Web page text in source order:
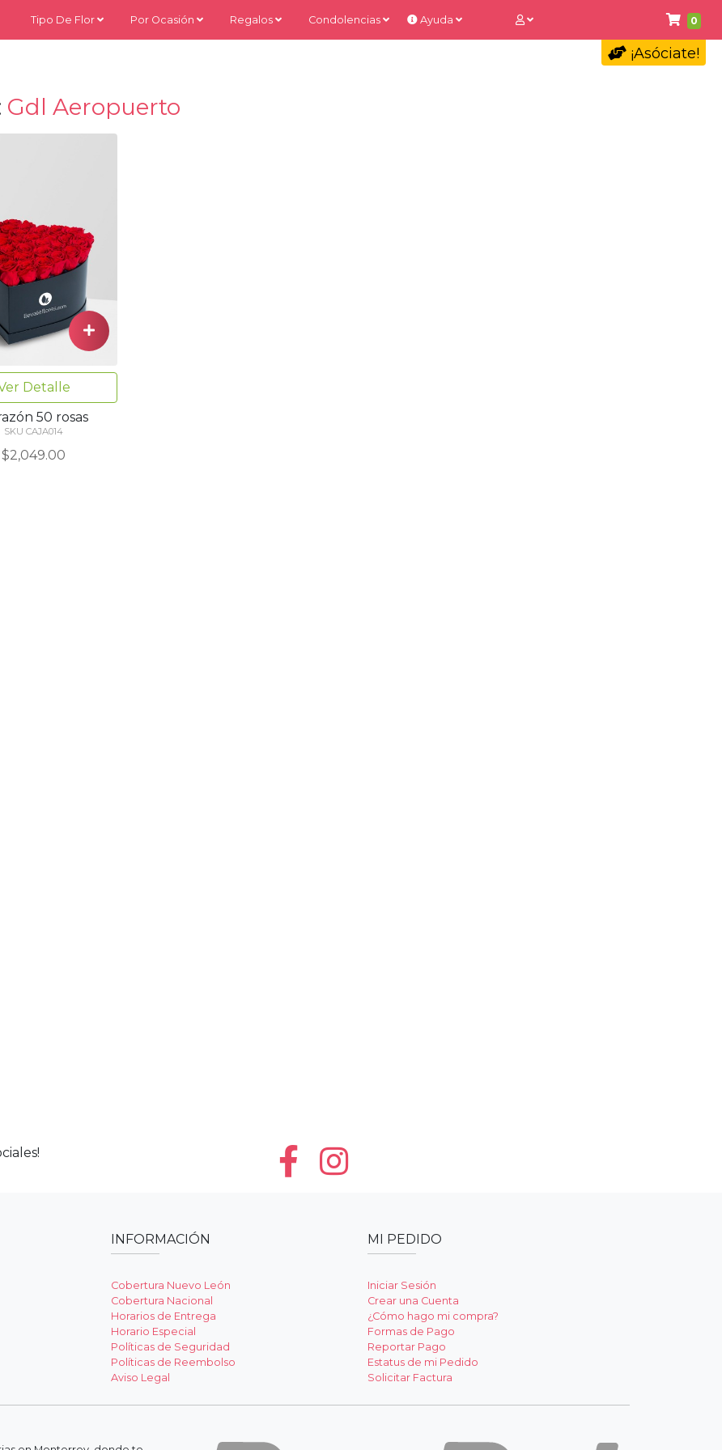
0
Tipo De Flor Por Ocasión Regalos Condolencias Ayuda
¡Asóciate!
Gdl Aeropuerto
Detalle
50 rosas
SKU CAJA014
$2,049.00
INFORMACIÓN
Cobertura Nuevo León
Cobertura Nacional
Horarios de Entrega
Horario Especial
Políticas de Seguridad
Políticas de Reembolso
Aviso Legal
MI PEDIDO
Iniciar Sesión
Crear una Cuenta
¿Cómo hago mi compra?
Formas de Pago
Reportar Pago
Estatus de mi Pedido
Solicitar Factura